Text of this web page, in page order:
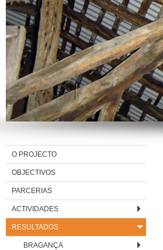
O PROJECTO
OBJECTIVOS
PARCERIAS
ACTIVIDADES
RESULTADOS
BRAGANÇA